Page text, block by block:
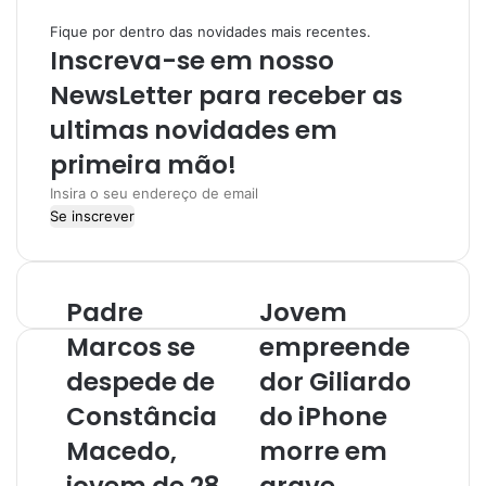
e
g
r
m
Fique por dentro das novidades mais recentes.
Inscreva-se em nosso
NewsLetter para receber as
ultimas novidades em
primeira mão!
I
n
i
o Padre
Marcos se
despede de
Constância
Macedo,
Jovem
empreende
dor Giliardo
do iPhone
morre em